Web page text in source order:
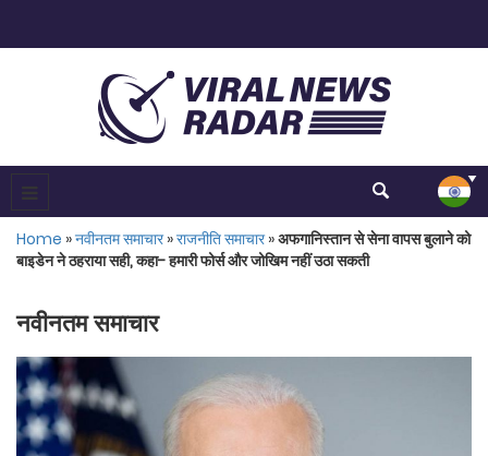
Home »नवीनतम समाचार»राजनीति समाचार»अफगानिस्तान से सेना वापस बुलाने को
बाइडेन ने ठहराया सही, कहा- हमारी फोर्स और जोखिम नहीं उठा सकती
नवीनतम समाचार